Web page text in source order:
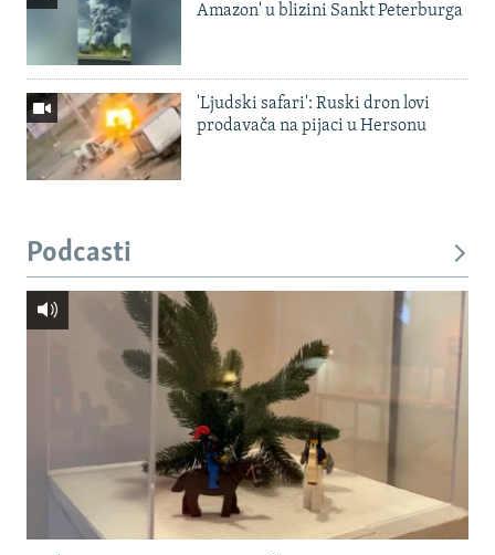
Amazon' u blizini Sankt Peterburga
'Ljudski safari': Ruski dron lovi
prodavača na pijaci u Hersonu
Podcasti